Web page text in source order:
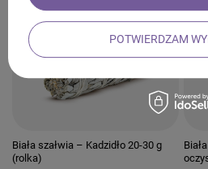
Biała szałwia – Kadzidło 20-30 g
(rolka)
POTWIERDZAM